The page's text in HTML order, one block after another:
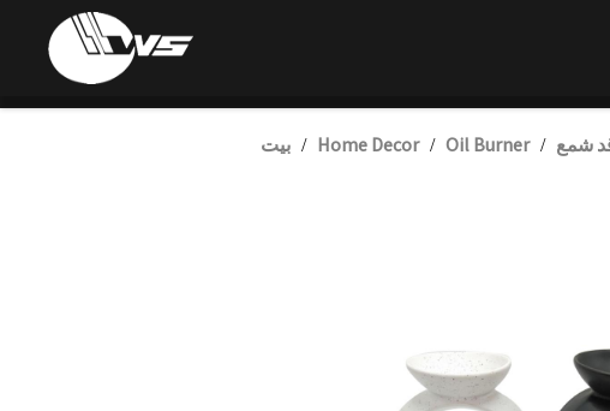
بيت / Home Decor / Oil Burner / شمع